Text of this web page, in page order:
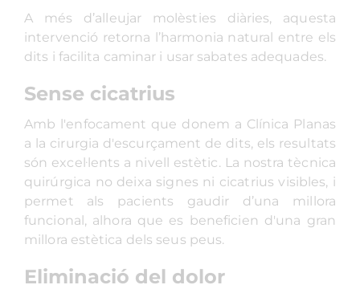
A més d’alleujar molèsties diàries, aquesta
intervenció retorna l’harmonia natural entre els
dits i facilita caminar i usar sabates adequades.
Sense cicatrius
Amb l'enfocament que donem a Clínica Planas
a la cirurgia d'escurçament de dits, els resultats
són excel·lents a nivell estètic. La nostra tècnica
quirúrgica no deixa signes ni cicatrius visibles, i
permet als pacients gaudir d’una millora
funcional, alhora que es beneficien d'una gran
millora estètica dels seus peus.
Eliminació del dolor